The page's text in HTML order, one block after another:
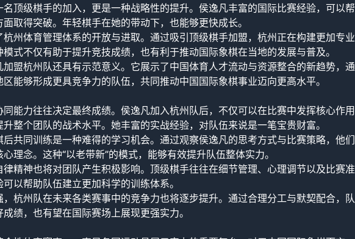
顶级棋手的加入，更是一种战略性的提升。侯逸凡丰富的国际比赛经验，可以
取得突破。年轻棋手在她的带动下，也能够更快成长。
州体育管理体系的开放与进取。通过吸引顶级棋手加盟，杭州正在构建更加专业
式不仅有助于提升竞技成绩，也有利于推动国际象棋在当地的发展与普及。
盟杭州队还具有示范意义。它展示了中国体育人才流动与资源整合的新趋势，
能够形成更具竞争力的队伍，共同推动中国国际象棋事业迈向更高水平。
能力往往决定最终成绩。侯逸凡加入杭州队后，不仅可以在比赛中发挥核心作
整个团队的战术水平。她丰富的实战经验，对队伍来说是一笔宝贵财富。
共同训练是一种难得的学习机会。通过观察侯逸凡的思考方式与比赛策略，他
理念。这种“以老带新”的模式，能够有效提升队伍整体实力。
精神也将对团队产生积极影响。顶级棋手往往在细节管理、心理调节以及比赛
以帮助队伍建立更加科学的训练体系。
杭州队在未来各类赛事中的竞争力也将逐步提升。通过合理分工与默契配合，
绩，也有望在国际赛场上展现更强实力。